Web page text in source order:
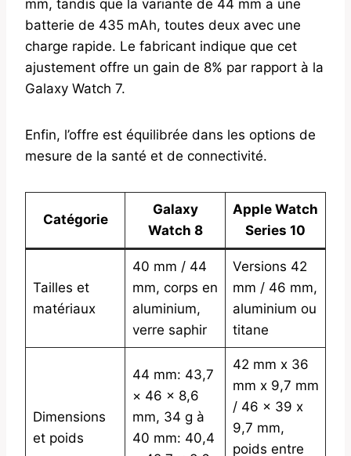
mm, tandis que la variante de 44 mm a une
batterie de 435 mAh, toutes deux avec une
charge rapide. Le fabricant indique que cet
ajustement offre un gain de 8% par rapport à la
Galaxy Watch 7.
Enfin, l’offre est équilibrée dans les options de
mesure de la santé et de connectivité.
Catégorie
Galaxy
Watch 8
Apple Watch
Series 10
Tailles et
matériaux
40 mm / 44
mm, corps en
aluminium,
verre saphir
Versions 42
mm / 46 mm,
aluminium ou
titane
Dimensions
et poids
44 mm: 43,7
× 46 × 8,6
mm, 34 g à
40 mm: 40,4
42 mm x 36
mm x 9,7 mm
/ 46 x 39 x
9,7 mm,
poids entre